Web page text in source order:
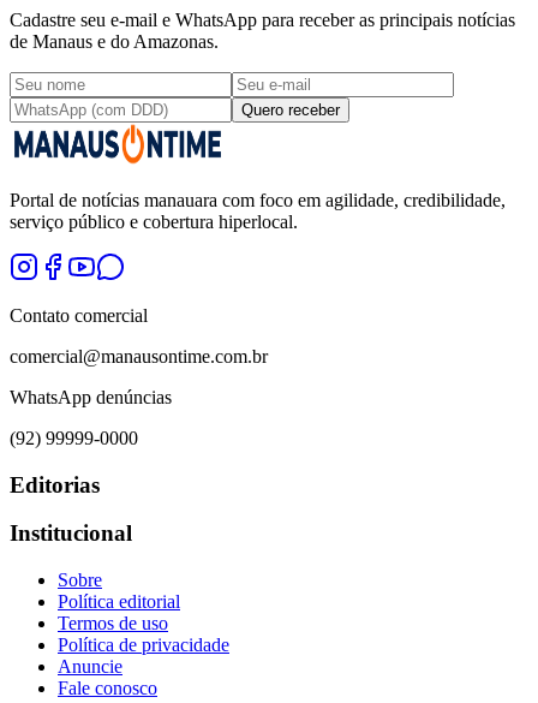
Cadastre seu e-mail e WhatsApp para receber as principais notícias
de Manaus e do Amazonas.
Quero receber
Portal de notícias manauara com foco em agilidade, credibilidade,
serviço público e cobertura hiperlocal.
Contato comercial
comercial@manausontime.com.br
WhatsApp denúncias
(92) 99999-0000
Editorias
Institucional
Sobre
Política editorial
Termos de uso
Política de privacidade
Anuncie
Fale conosco